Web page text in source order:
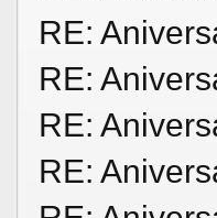
RE:
RE:
RE:
RE: